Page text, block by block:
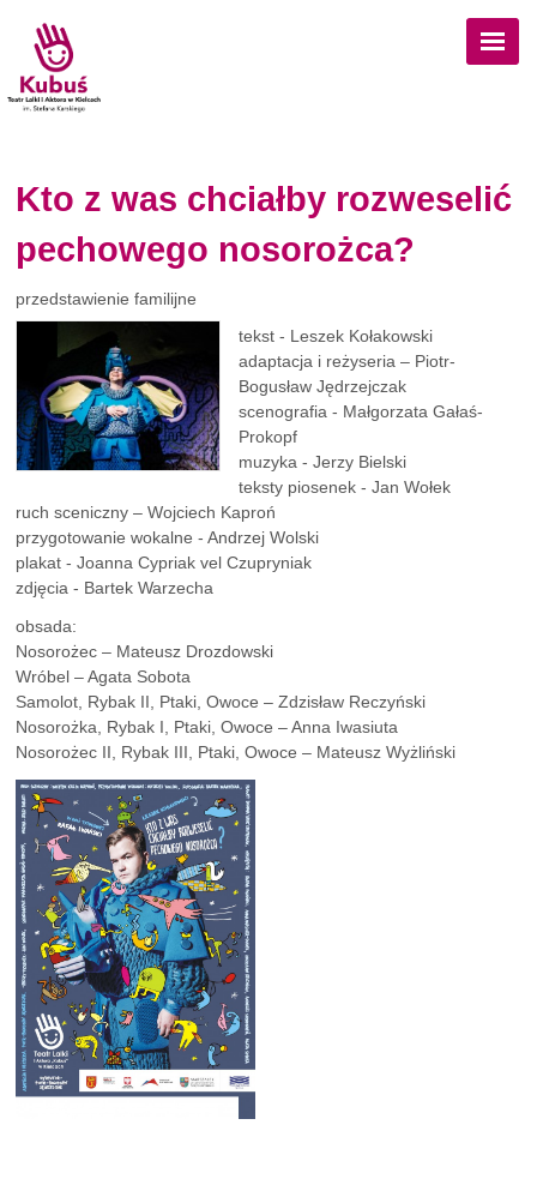
Kto z was chciałby rozweselić
pechowego nosorożca?
przedstawienie familijne
tekst - Leszek Kołakowski
adaptacja i reżyseria – Piotr-
Bogusław Jędrzejczak
scenografia - Małgorzata Gałaś-
Prokopf
muzyka - Jerzy Bielski
teksty piosenek - Jan Wołek
ruch sceniczny – Wojciech Kaproń
przygotowanie wokalne - Andrzej Wolski
plakat - Joanna Cypriak vel Czupryniak
zdjęcia - Bartek Warzecha
obsada:
Nosorożec – Mateusz Drozdowski
Wróbel – Agata Sobota
Samolot, Rybak II, Ptaki, Owoce – Zdzisław Reczyński
Nosorożka, Rybak I, Ptaki, Owoce – Anna Iwasiuta
Nosorożec II, Rybak III, Ptaki, Owoce – Mateusz Wyżliński